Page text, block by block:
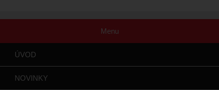
Menu
ÚVOD
NOVINKY